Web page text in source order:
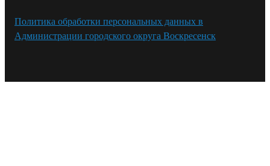
Политика обработки персональных данных в
Администрации городского округа Воскресенск